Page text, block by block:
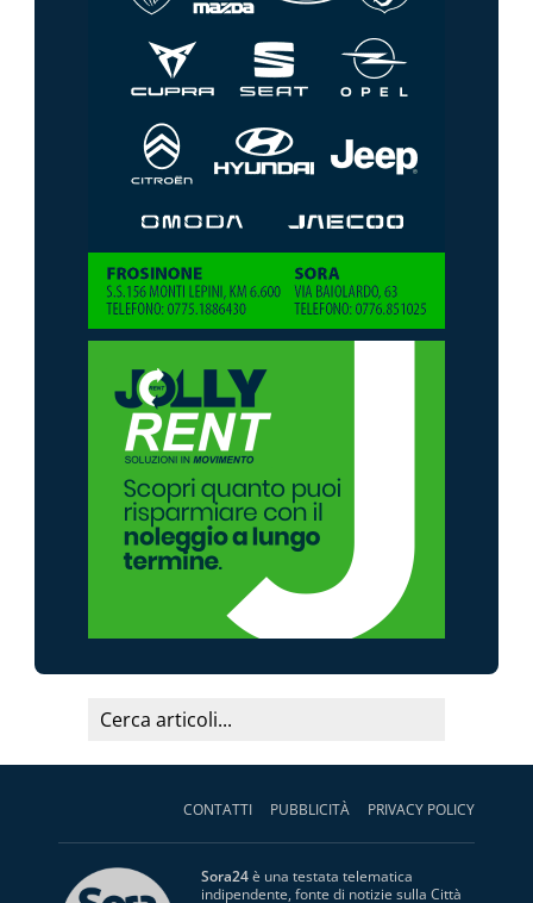
CONTATTI PUBBLICITÀ PRIVACY POLICY
Sora24è una testata telematica
indipendente, fonte di notizie sulla Città